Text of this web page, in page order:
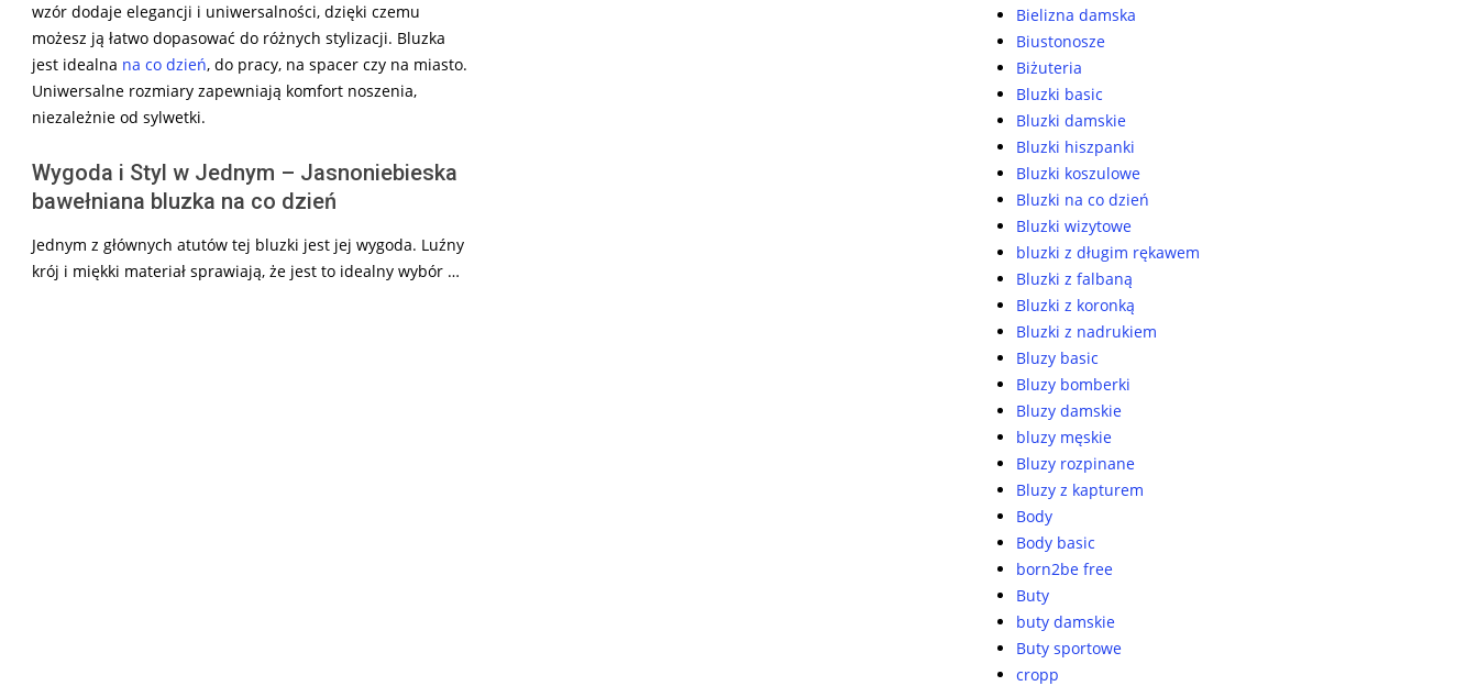
wzór dodaje elegancji i uniwersalności, dzięki czemu
możesz ją łatwo dopasować do różnych stylizacji. Bluzka
jest idealna na co dzień, do pracy, na spacer czy na miasto.
Uniwersalne rozmiary zapewniają komfort noszenia,
niezależnie od sylwetki.
Wygoda i Styl w Jednym – Jasnoniebieska
bawełniana bluzka na co dzień
Jednym z głównych atutów tej bluzki jest jej wygoda. Luźny
krój i miękki materiał sprawiają, że jest to idealny wybór …
Bielizna damska
Biustonosze
Biżuteria
Bluzki basic
Bluzki damskie
Bluzki hiszpanki
Bluzki koszulowe
Bluzki na co dzień
Bluzki wizytowe
bluzki z długim rękawem
Bluzki z falbaną
Bluzki z koronką
Bluzki z nadrukiem
Bluzy basic
Bluzy bomberki
Bluzy damskie
bluzy męskie
Bluzy rozpinane
Bluzy z kapturem
Body
Body basic
born2be free
Buty
buty damskie
Buty sportowe
cropp